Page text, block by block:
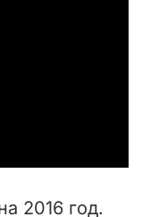
2016 год.